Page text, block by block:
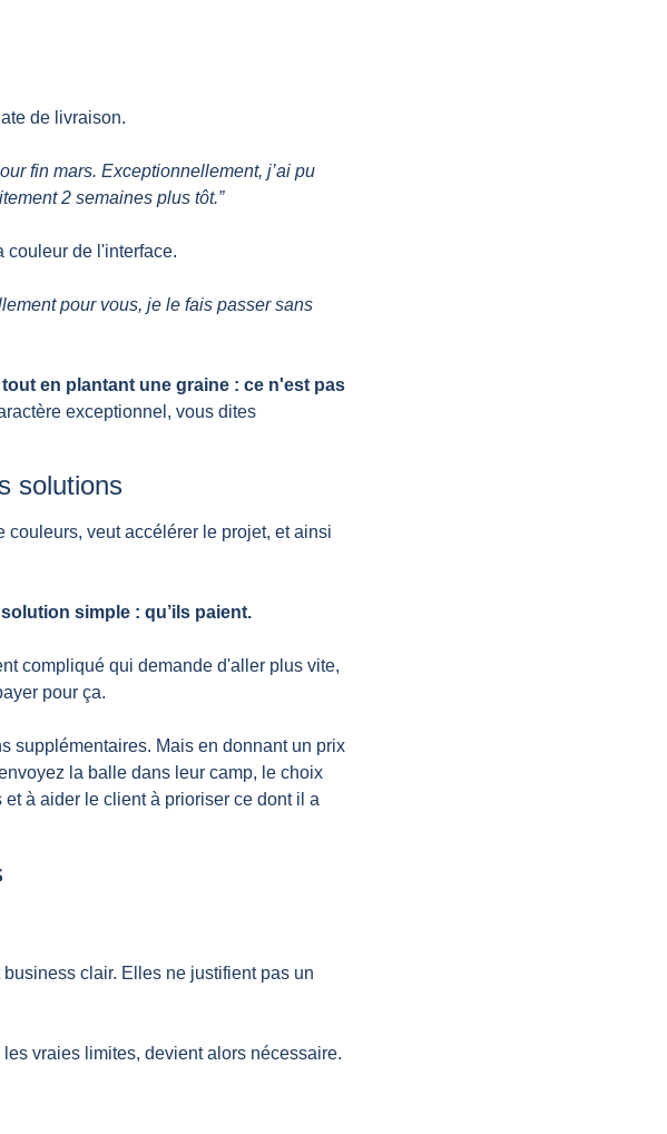
de livraison.
fin mars. Exceptionnellement, j’ai pu
2 semaines plus tôt.”
couleur de l'interface.
pour vous, je le fais passer sans
en plantant une graine : ce n'est pas
exceptionnel, vous dites
solutions
veut accélérer le projet, et ainsi
simple : qu’ils paient.
compliqué qui demande d'aller plus vite,
pour ça.
supplémentaires. Mais en donnant un prix
la balle dans leur camp, le choix
à aider le client à prioriser ce dont il a
clair. Elles ne justifient pas un
vraies limites, devient alors nécessaire.